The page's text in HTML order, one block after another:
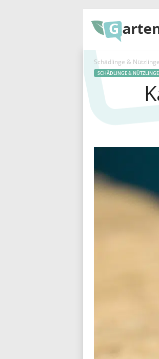
Schädlinge & Nützlinge
SCHÄDLINGE & NÜTZLINGE